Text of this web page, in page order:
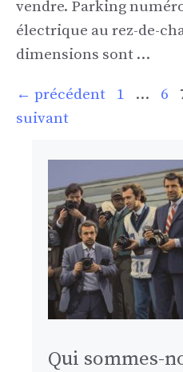
vendre. Parking
électrique au rez-de-
dimensions sont …
← précédent Page
1 … 6
suivant
Qui sommes-